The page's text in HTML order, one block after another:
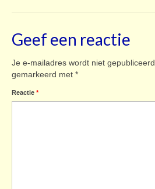
Geef een reactie
Je e-mailadres wordt niet gepubliceerd.
gemarkeerd met *
Reactie *